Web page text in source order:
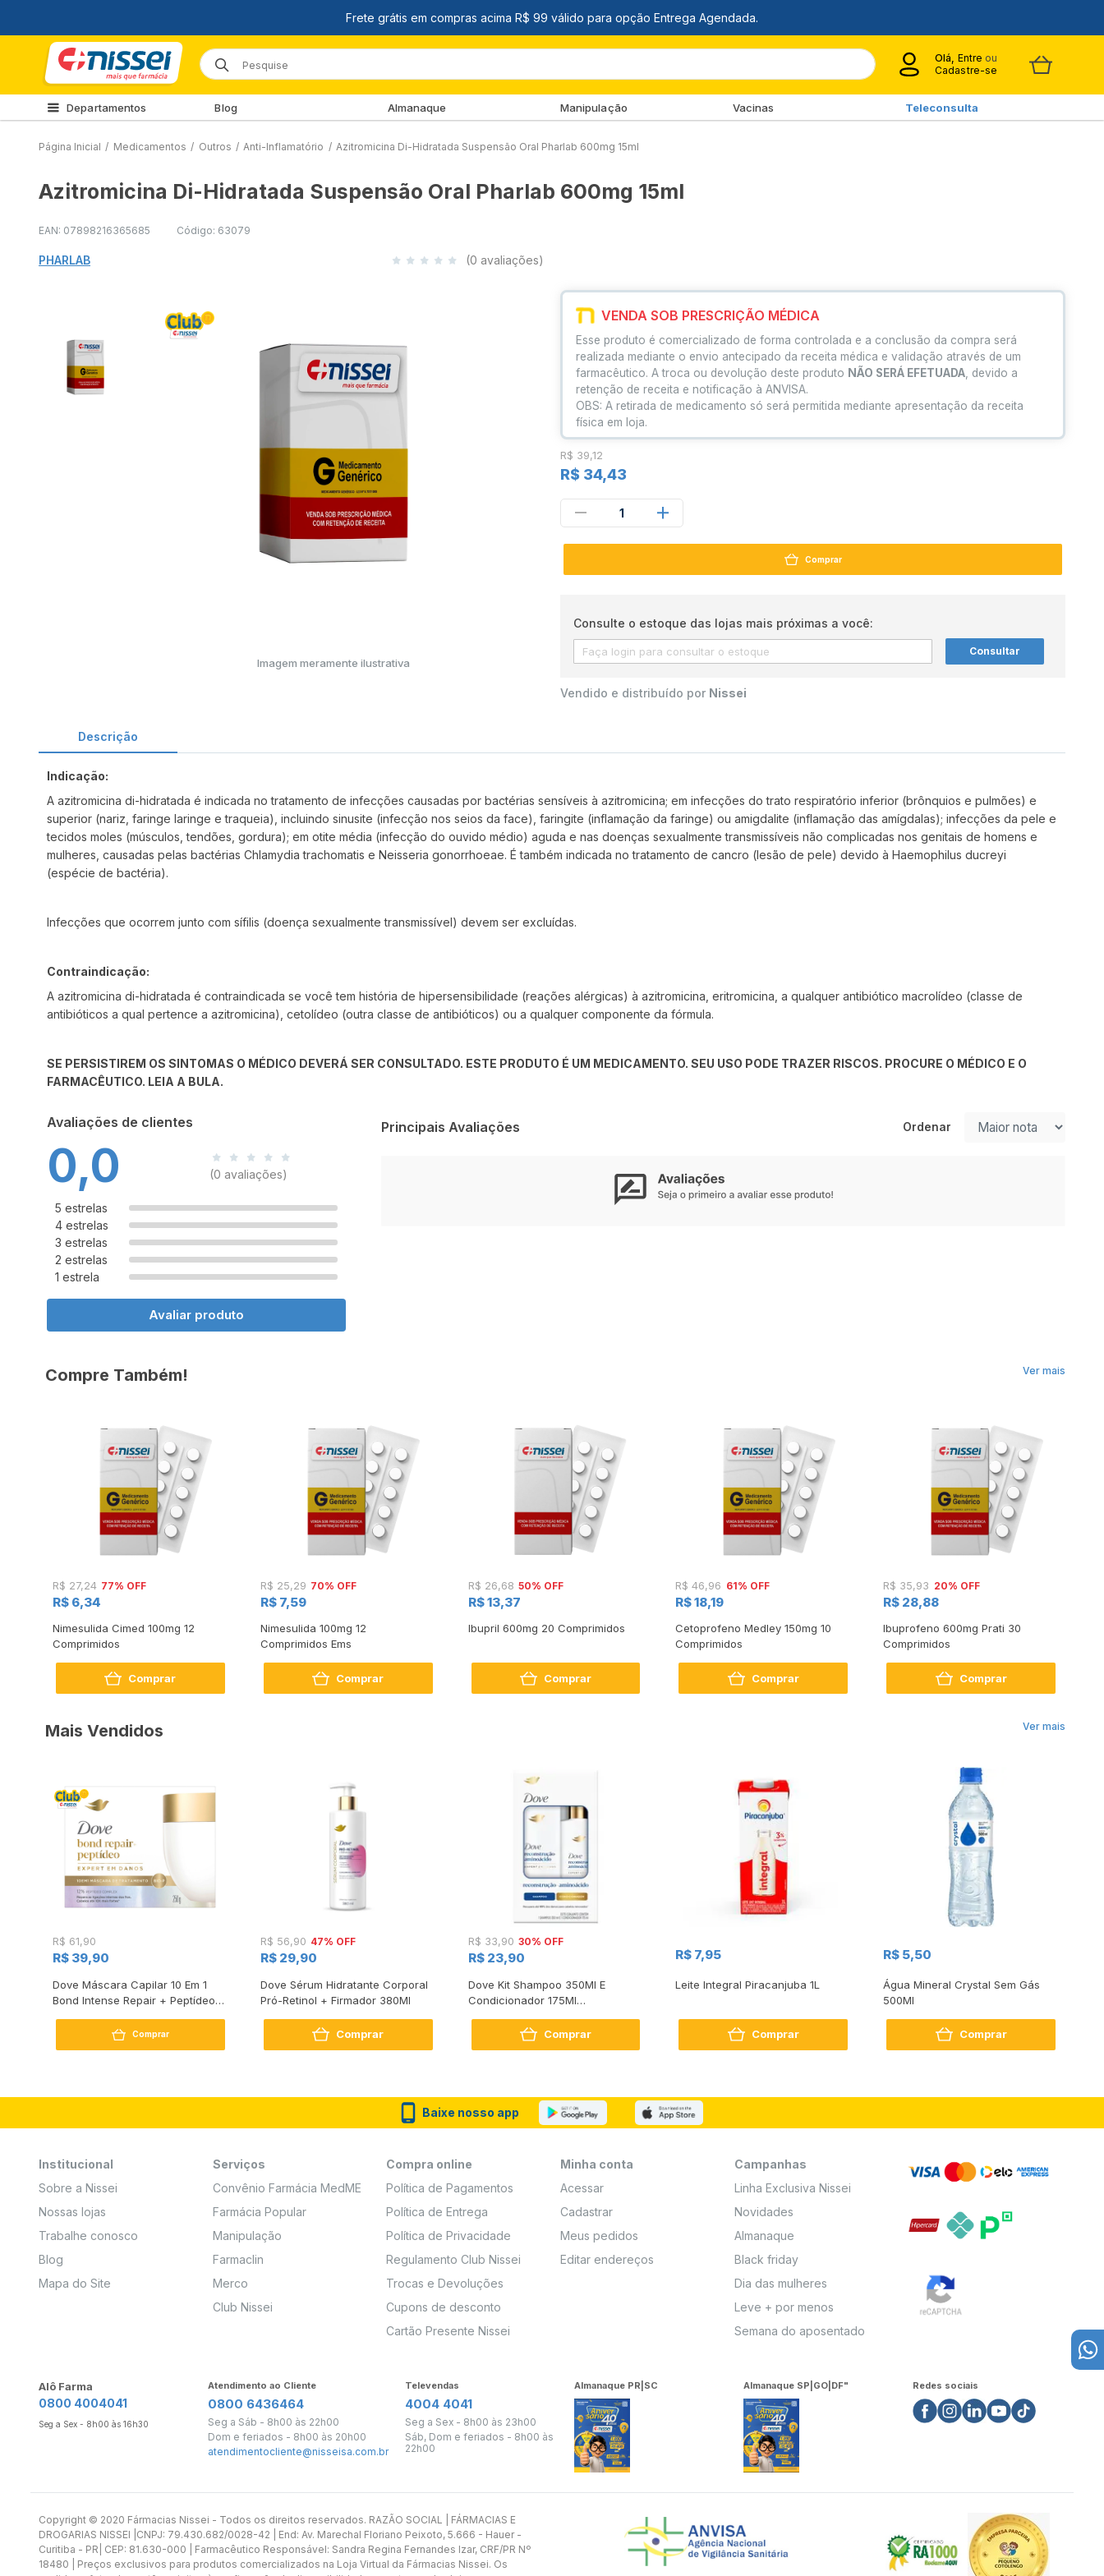
Olá, Entre ou
Cadastre-se
Departamentos Blog Almanaque Manipulação Vacinas Teleconsulta
Página Inicial / Medicamentos / Outros / Anti-Inflamatório / Azitromicina Di-Hidratada Suspensão Oral Pharlab 600mg 15ml
Azitromicina Di-Hidratada Suspensão Oral Pharlab 600mg 15ml
EAN: 07898216365685 Código: 63079
PHARLAB (0 avaliações)
Imagem meramente ilustrativa
VENDA SOB PRESCRIÇÃO MÉDICA
Esse produto é comercializado de forma controlada e a conclusão da compra será
realizada mediante o envio antecipado da receita médica e validação através de um
farmacêutico. A troca ou devolução deste produto NÃO SERÁ EFETUADA , devido a
retenção de receita e notificação à ANVISA.
OBS: A retirada de medicamento só será permitida mediante apresentação da receita
física em loja.
R$ 39,12
R$ 34,43
1
Comprar
Consulte o estoque das lojas mais próximas a você:
Consultar
Vendido e distribuído por Nissei
Descrição
Indicação:
A azitromicina di-hidratada é indicada no tratamento de infecções causadas por bactérias sensíveis à azitromicina; em infecções do trato respiratório inferior (brônquios e pulmões) e
superior (nariz, faringe laringe e traqueia), incluindo sinusite (infecção nos seios da face), faringite (inflamação da faringe) ou amigdalite (inflamação das amígdalas); infecções da pele e
tecidos moles (músculos, tendões, gordura); em otite média (infecção do ouvido médio) aguda e nas doenças sexualmente transmissíveis não complicadas nos genitais de homens e
mulheres, causadas pelas bactérias Chlamydia trachomatis e Neisseria gonorrhoeae. É também indicada no tratamento de cancro (lesão de pele) devido à Haemophilus ducreyi
(espécie de bactéria).
Infecções que ocorrem junto com sífilis (doença sexualmente transmissível) devem ser excluídas.
Contraindicação:
A azitromicina di-hidratada é contraindicada se você tem história de hipersensibilidade (reações alérgicas) à azitromicina, eritromicina, a qualquer antibiótico macrolídeo (classe de
antibióticos a qual pertence a azitromicina), cetolídeo (outra classe de antibióticos) ou a qualquer componente da fórmula.
SE PERSISTIREM OS SINTOMAS O MÉDICO DEVERÁ SER CONSULTADO. ESTE PRODUTO É UM MEDICAMENTO. SEU USO PODE TRAZER RISCOS. PROCURE O MÉDICO E O
FARMACÊUTICO. LEIA A BULA.
Avaliações de clientes
0,0 (0 avaliações)
5 estrelas
4 estrelas
3 estrelas
2 estrelas
1 estrela
Avaliar produto
Principais Avaliações Ordenar
Ver mais
Compre Também!
R$ 27,24 77% OFF
R$ 6,34
Nimesulida Cimed 100mg 12
Comprimidos
Comprar
R$ 25,29 70% OFF
R$ 7,59
Nimesulida 100mg 12
Comprimidos Ems
Comprar
R$ 26,68 50% OFF
R$ 13,37
Ibupril 600mg 20 Comprimidos
Comprar
R$ 46,96 61% OFF
R$ 18,19
Cetoprofeno Medley 150mg 10
Comprimidos
Comprar
R$ 35,93 20% OFF
R$ 28,88
Ibuprofeno 600mg Prati 30
Comprimidos
Comprar
Ver mais
Mais Vendidos
R$ 61,90
R$ 39,90
Dove Máscara Capilar 10 Em 1
Bond Intense Repair + Peptídeo
Comprar
R$ 56,90 47% OFF
R$ 29,90
Dove Sérum Hidratante Corporal
Pró-Retinol + Firmador 380Ml
Comprar
R$ 33,90 30% OFF
R$ 23,90
Dove Kit Shampoo 350Ml E
Condicionador 175Ml
Comprar
R$ 7,95
Leite Integral Piracanjuba 1L
Comprar
R$ 5,50
Água Mineral Crystal Sem Gás
500Ml
Comprar
Baixe nosso app
Institucional
Sobre a Nissei
Nossas lojas
Trabalhe conosco
Blog
Mapa do Site
Serviços
Convênio Farmácia MedME
Farmácia Popular
Manipulação
Farmaclin
Merco
Club Nissei
Compra online
Política de Pagamentos
Política de Entrega
Política de Privacidade
Regulamento Club Nissei
Trocas e Devoluções
Cupons de desconto
Cartão Presente Nissei
Minha conta
Acessar
Cadastrar
Meus pedidos
Editar endereços
Campanhas
Linha Exclusiva Nissei
Novidades
Almanaque
Black friday
Dia das mulheres
Leve + por menos
Semana do aposentado
Alô Farma
0800 4004041
Seg a Sex - 8h00 às 16h30
Atendimento ao Cliente
0800 6436464
Seg a Sáb - 8h00 às 22h00
Dom e feriados - 8h00 às 20h00
atendimentocliente@nisseisa.com.br
Televendas
4004 4041
Seg a Sex - 8h00 às 23h00
Sáb, Dom e feriados - 8h00 às
22h00
Almanaque PR|SC Almanaque SP|GO|DF" Redes sociais
Copyright ©️ 2020 Fármacias Nissei - Todos os direitos reservados. RAZÃO SOCIAL | FÁRMACIAS E
DROGARIAS NISSEI |CNPJ: 79.430.682/0028-42 | End: Av. Marechal Floriano Peixoto, 5.666 - Hauer -
Curitiba - PR| CEP: 81.630-000 | Farmacêutico Responsável: Sandra Regina Fernandes Izar, CRF/PR Nº
18480 | Preços exclusivos para produtos comercializados na Loja Virtual da Fármacias Nissei. Os